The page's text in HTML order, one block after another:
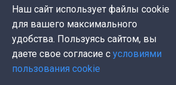
Инглекс
810 ₽/
занятие
Онлайн
Сравнительная таблица школ
английского языка в СПб
Наш сайт использует файлы cookie
для вашего максимального
удобства. Пользуясь сайтом, вы
даете свое согласие с условиями
пользования cookie